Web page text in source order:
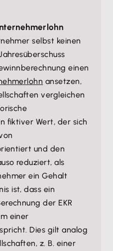
selbst keinen
einen
ansetzen,
vergleichen
fiktiver Wert, der sich
und den
reduziert, als
ein Gehalt
ist, dass ein
der EKR
einer
Dies gilt analog
z. B. einer